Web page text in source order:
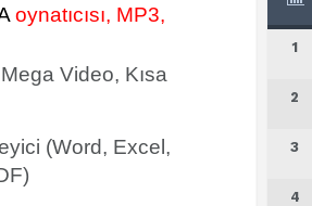
oynatıcısı, MP3,
Mega Video, Kısa
(Word, Excel,
1
2
3
4